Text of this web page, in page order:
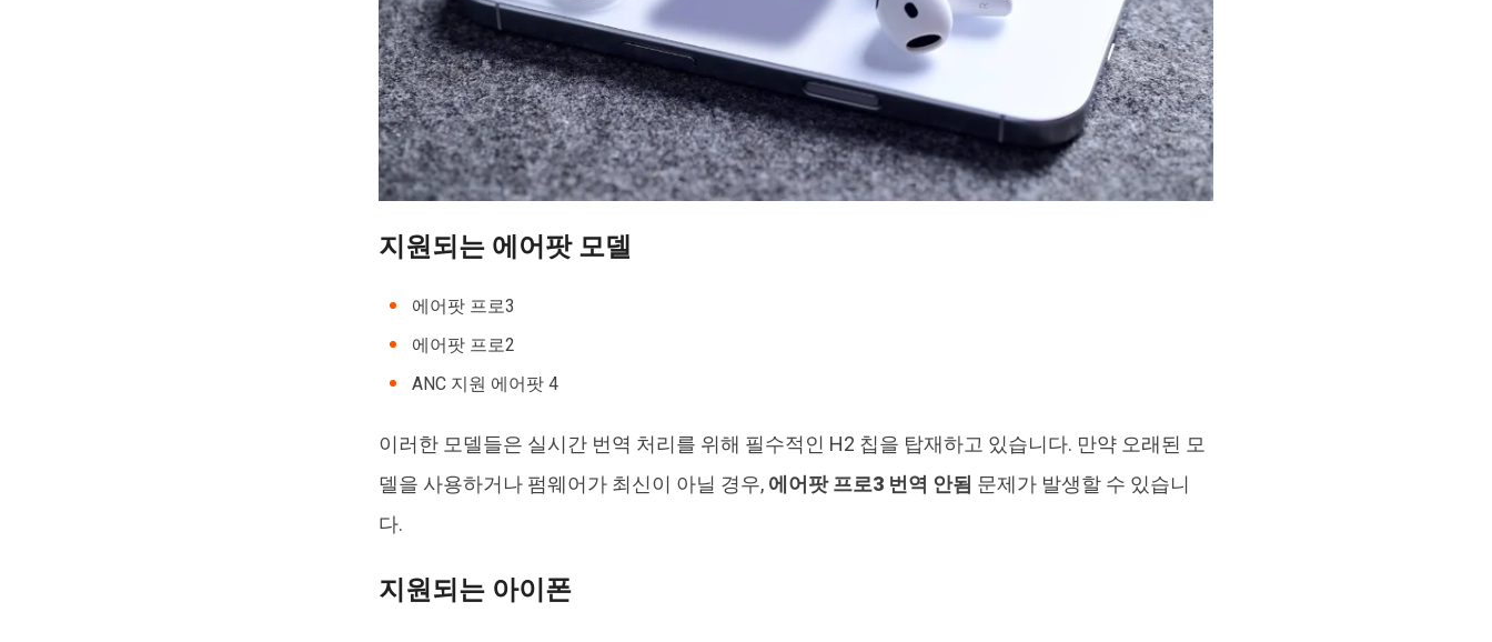
지원되는 에어팟 모델
에어팟 프로3
에어팟 프로2
ANC 지원 에어팟 4
이러한 모델들은 실시간 번역 처리를 위해 필수적인 H2 칩을 탑재하고 있습니다. 만약 오래된 모
델을 사용하거나 펌웨어가 최신이 아닐 경우, 에어팟 프로3 번역 안됨 문제가 발생할 수 있습니
다.
지원되는 아이폰